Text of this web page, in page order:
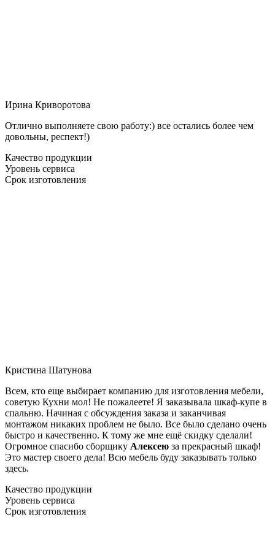
Ирина Криворотова
Отлично выполняете свою работу:) все остались более чем
довольны, респект!)
Качество продукции
Уровень сервиса
Срок изготовления
Кристина Шатунова
Всем, кто еще выбирает компанию для изготовления мебели,
советую Кухни мол! Не пожалеете! Я заказывала шкаф-купе в
спальню. Начиная с обсуждения заказа и заканчивая
монтажом никаких проблем не было. Все было сделано очень
быстро и качественно. К тому же мне ещё скидку сделали!
Огромное спасибо сборщику Алексею за прекрасный шкаф!
Это мастер своего дела! Всю мебель буду заказывать только
здесь.
Качество продукции
Уровень сервиса
Срок изготовления